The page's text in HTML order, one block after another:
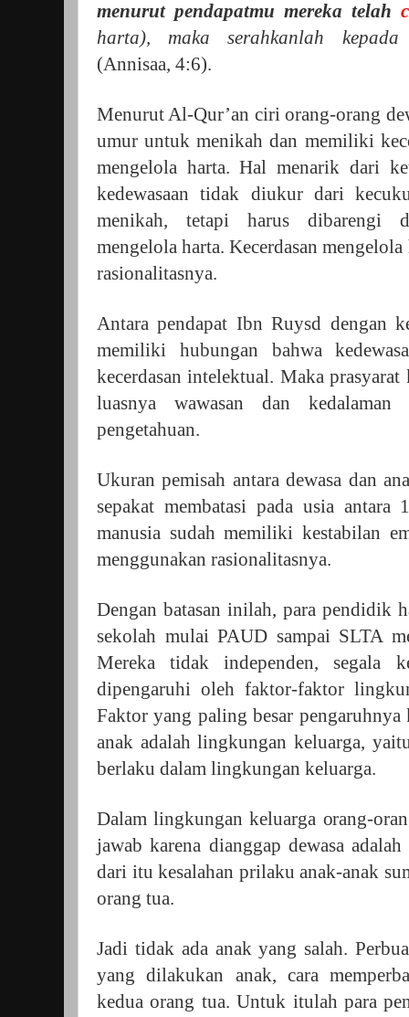
menurut pendapatmu mereka telah
harta), maka serahkanlah kepada
(Annisaa, 4:6).
Menurut Al-Qur’an ciri orang-orang
umur untuk menikah dan memiliki
mengelola harta. Hal menarik dari
kedewasaan tidak diukur dari
menikah, tetapi harus dibarengi
mengelola harta. Kecerdasan
rasionalitasnya.
Antara pendapat Ibn Ruysd dengan
memiliki hubungan bahwa
kecerdasan intelektual. Maka prasyarat
luasnya wawasan dan
pengetahuan.
Ukuran pemisah antara dewasa dan
sepakat membatasi pada usia
manusia sudah memiliki kestabilan
menggunakan rasionalitasnya.
Dengan batasan inilah, para pendidik
sekolah mulai PAUD sampai SLTA
Mereka tidak independen, segala
dipengaruhi oleh faktor-faktor
Faktor yang paling besar pengaruhnya
anak adalah lingkungan keluarga,
berlaku dalam lingkungan keluarga.
Dalam lingkungan keluarga orang-
jawab karena dianggap dewasa
dari itu kesalahan prilaku anak-anak
orang tua.
Jadi tidak ada anak yang salah.
yang dilakukan anak, cara
kedua orang tua. Untuk itulah para